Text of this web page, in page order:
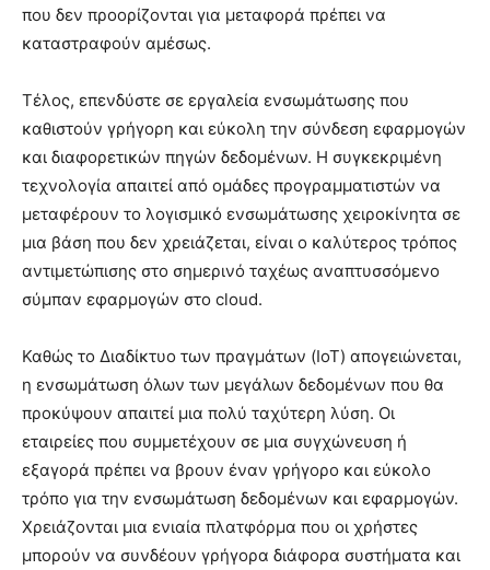
που δεν προορίζονται για μεταφορά πρέπει να
καταστραφούν αμέσως.
Τέλος, επενδύστε σε εργαλεία ενσωμάτωσης που
καθιστούν γρήγορη και εύκολη την σύνδεση εφαρμογών
και διαφορετικών πηγών δεδομένων. Η συγκεκριμένη
τεχνολογία απαιτεί από ομάδες προγραμματιστών να
μεταφέρουν το λογισμικό ενσωμάτωσης χειροκίνητα σε
μια βάση που δεν χρειάζεται, είναι ο καλύτερος τρόπος
αντιμετώπισης στο σημερινό ταχέως αναπτυσσόμενο
σύμπαν εφαρμογών στο cloud.
Καθώς το Διαδίκτυο των πραγμάτων (IoT) απογειώνεται,
η ενσωμάτωση όλων των μεγάλων δεδομένων που θα
προκύψουν απαιτεί μια πολύ ταχύτερη λύση. Οι
εταιρείες που συμμετέχουν σε μια συγχώνευση ή
εξαγορά πρέπει να βρουν έναν γρήγορο και εύκολο
τρόπο για την ενσωμάτωση δεδομένων και εφαρμογών.
Χρειάζονται μια ενιαία πλατφόρμα που οι χρήστες
μπορούν να συνδέουν γρήγορα διάφορα συστήματα και